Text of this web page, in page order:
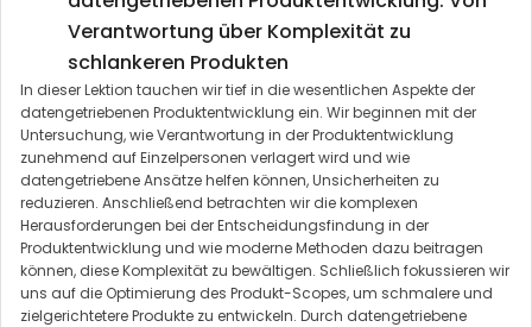
Verantwortung über Komplexität zu
schlankeren Produkten
In dieser Lektion tauchen wir tief in die wesentlichen Aspekte der
datengetriebenen Produktentwicklung ein. Wir beginnen mit der
Untersuchung, wie Verantwortung in der Produktentwicklung
zunehmend auf Einzelpersonen verlagert wird und wie
datengetriebene Ansätze helfen können, Unsicherheiten zu
reduzieren. Anschließend betrachten wir die komplexen
Herausforderungen bei der Entscheidungsfindung in der
Produktentwicklung und wie moderne Methoden dazu beitragen
können, diese Komplexität zu bewältigen. Schließlich fokussieren wir
uns auf die Optimierung des Produkt-Scopes, um schmalere und
zielgerichtetere Produkte zu entwickeln. Durch datengetriebene